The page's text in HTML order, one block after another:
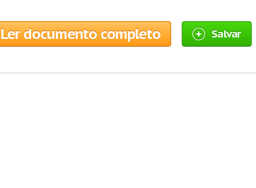
Ler documento completo Salvar